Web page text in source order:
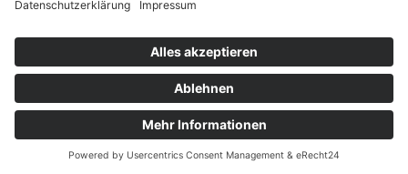
Impressum Datenschutz­
© Hirschgrund Zipline Area
Vertrag widerrufen